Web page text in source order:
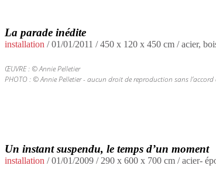
La parade inédite
installation /01/01/2011 / 450 x 120 x 450 cm / acier,
ŒUVRE : © Annie Pelletier
PHOTO : © Annie Pelletier - aucun droit de reproduction sans l’accord
Un instant suspendu, le temps d’un moment
installation /01/01/2009 / 290 x 600 x 700 cm / acier-